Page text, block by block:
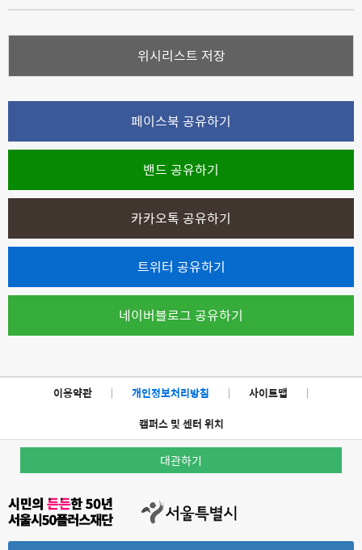
위시리스트 저장
페이스북 공유하기
밴드 공유하기
카카오톡 공유하기
트위터 공유하기
네이버블로그 공유하기
이용약관 | 개인정보처리방침 | 사이트맵
|
캠퍼스 및 센터 위치
대관하기